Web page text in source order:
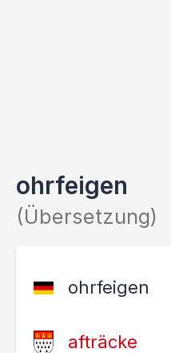
ohrfeigen
(Übersetzung)
ohrfeigen
afträcke